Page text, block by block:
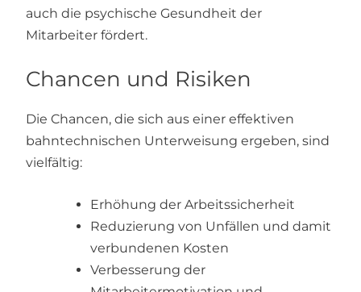
auch die psychische Gesundheit der
Mitarbeiter fördert.
Chancen und Risiken
Die Chancen, die sich aus einer effektiven
bahntechnischen Unterweisung ergeben, sind
vielfältig:
Erhöhung der Arbeitssicherheit
Reduzierung von Unfällen und damit
verbundenen Kosten
Verbesserung der